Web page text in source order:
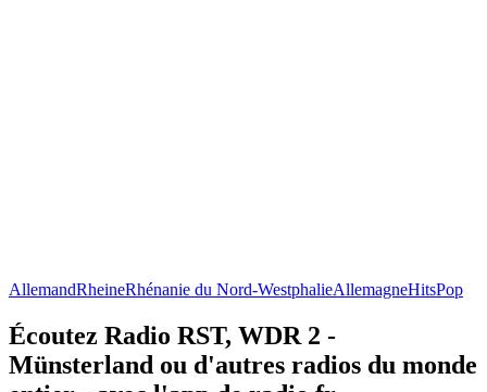
AllemandRheineRhénanie du Nord-WestphalieAllemagneHitsPop
Écoutez Radio RST, WDR 2 -
Münsterland ou d'autres radios du monde